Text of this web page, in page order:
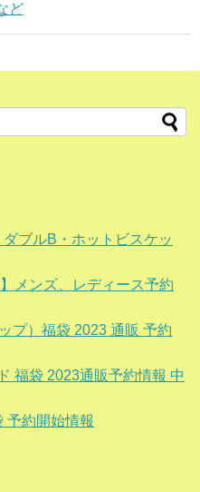
ど
ダブルB・ホットビスケッ
メンズ、レディース予約
プ）福袋 2023 通販 予約
福袋 2023通販予約情報 中
予約開始情報